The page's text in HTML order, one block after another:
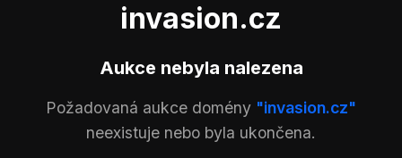
invasion.cz
Aukce nebyla nalezena
Požadovaná aukce domény "invasion.cz"
neexistuje nebo byla ukončena.